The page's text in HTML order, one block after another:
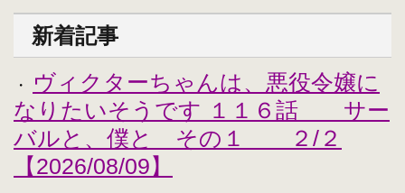
新着記事
・
ヴィクターちゃんは、悪役令嬢に
なりたいそうです １１６話 サー
バルと、僕と その１ ２/２
【2026/08/09】